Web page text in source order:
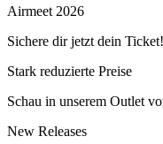
Airmeet 2026
Sichere dir jetzt dein Ticket!
Stark reduzierte Preise
Schau in unserem Outlet
New Releases